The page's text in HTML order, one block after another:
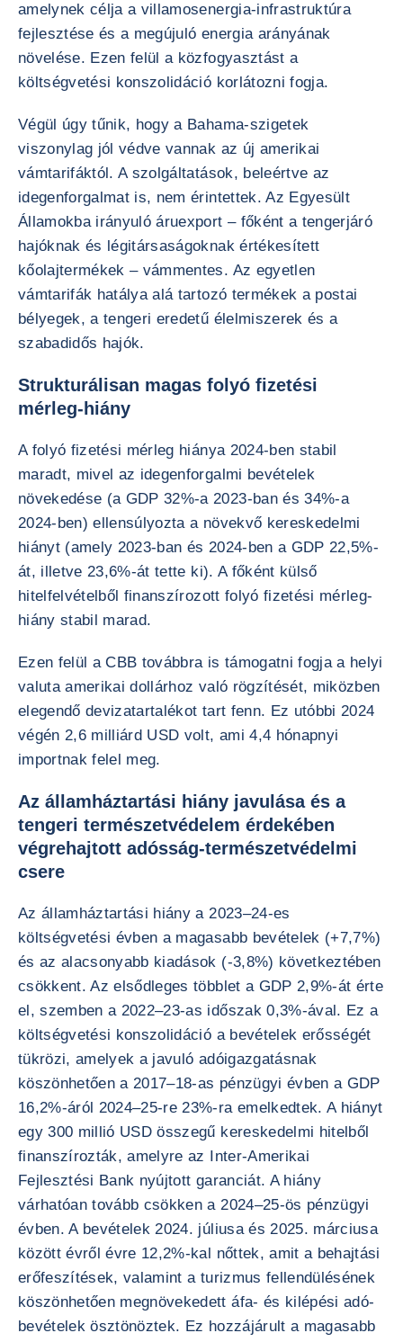
amelynek célja a villamosenergia-infrastruktúra
fejlesztése és a megújuló energia arányának
növelése. Ezen felül a közfogyasztást a
költségvetési konszolidáció korlátozni fogja.
Végül úgy tűnik, hogy a Bahama-szigetek
viszonylag jól védve vannak az új amerikai
vámtarifáktól. A szolgáltatások, beleértve az
idegenforgalmat is, nem érintettek. Az Egyesült
Államokba irányuló áruexport – főként a tengerjáró
hajóknak és légitársaságoknak értékesített
kőolajtermékek – vámmentes. Az egyetlen
vámtarifák hatálya alá tartozó termékek a postai
bélyegek, a tengeri eredetű élelmiszerek és a
szabadidős hajók.
Strukturálisan magas folyó fizetési
mérleg-hiány
A folyó fizetési mérleg hiánya 2024-ben stabil
maradt, mivel az idegenforgalmi bevételek
növekedése (a GDP 32%-a 2023-ban és 34%-a
2024-ben) ellensúlyozta a növekvő kereskedelmi
hiányt (amely 2023-ban és 2024-ben a GDP 22,5%-
át, illetve 23,6%-át tette ki). A főként külső
hitelfelvételből finanszírozott folyó fizetési mérleg-
hiány stabil marad.
Ezen felül a CBB továbbra is támogatni fogja a helyi
valuta amerikai dollárhoz való rögzítését, miközben
elegendő devizatartalékot tart fenn. Ez utóbbi 2024
végén 2,6 milliárd USD volt, ami 4,4 hónapnyi
importnak felel meg.
Az államháztartási hiány javulása és a
tengeri természetvédelem érdekében
végrehajtott adósság-természetvédelmi
csere
Az államháztartási hiány a 2023–24-es
költségvetési évben a magasabb bevételek (+7,7%)
és az alacsonyabb kiadások (-3,8%) következtében
csökkent. Az elsődleges többlet a GDP 2,9%-át érte
el, szemben a 2022–23-as időszak 0,3%-ával. Ez a
költségvetési konszolidáció a bevételek erősségét
tükrözi, amelyek a javuló adóigazgatásnak
köszönhetően a 2017–18-as pénzügyi évben a GDP
16,2%-áról 2024–25-re 23%-ra emelkedtek. A hiányt
egy 300 millió USD összegű kereskedelmi hitelből
finanszírozták, amelyre az Inter-Amerikai
Fejlesztési Bank nyújtott garanciát. A hiány
várhatóan tovább csökken a 2024–25-ös pénzügyi
évben. A bevételek 2024. júliusa és 2025. márciusa
között évről évre 12,2%-kal nőttek, amit a behajtási
erőfeszítések, valamint a turizmus fellendülésének
köszönhetően megnövekedett áfa- és kilépési adó-
bevételek ösztönöztek. Ez hozzájárult a magasabb